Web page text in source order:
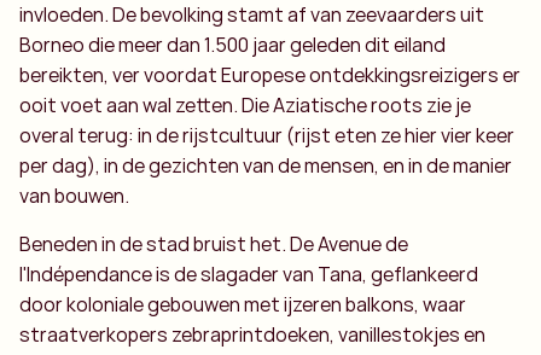
invloeden. De bevolking stamt af van zeevaarders uit
Borneo die meer dan 1.500 jaar geleden dit eiland
bereikten, ver voordat Europese ontdekkingsreizigers er
ooit voet aan wal zetten. Die Aziatische roots zie je
overal terug: in de rijstcultuur (rijst eten ze hier vier keer
per dag), in de gezichten van de mensen, en in de manier
van bouwen.
Beneden in de stad bruist het. De Avenue de
l'Indépendance is de slagader van Tana, geflankeerd
door koloniale gebouwen met ijzeren balkons, waar
straatverkopers zebraprintdoeken, vanillestokjes en